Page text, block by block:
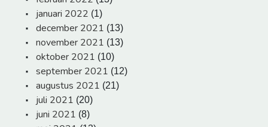
januari 2022 (1)
december 2021 (13)
november 2021 (13)
oktober 2021 (10)
september 2021 (12)
augustus 2021 (21)
juli 2021 (20)
juni 2021 (8)